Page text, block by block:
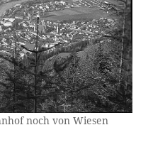
noch von Wiesen